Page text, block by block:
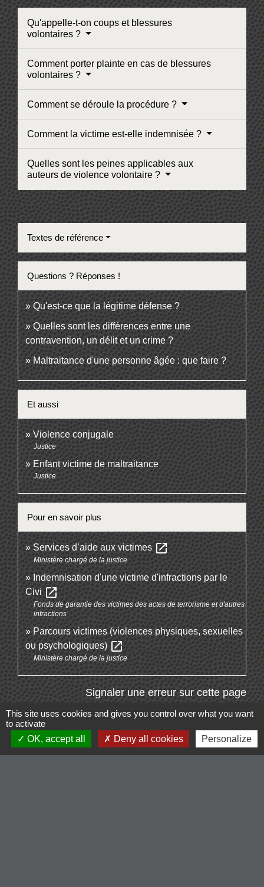
Qu'appelle-t-on coups et blessures
volontaires ?
Comment porter plainte en cas de blessures
volontaires ?
Comment se déroule la procédure ?
Comment la victime est-elle indemnisée ?
Quelles sont les peines applicables aux
auteurs de violence volontaire ?
Textes de référence
Questions ? Réponses !
Qu'est-ce que la légitime défense ?
Quelles sont les différences entre une
contravention, un délit et un crime ?
Maltraitance d'une personne âgée : que faire ?
Et aussi
Violence conjugale
Justice
Enfant victime de maltraitance
Justice
Pour en savoir plus
Services d’aide aux victimes open_in_new
Ministère chargé de la justice
Indemnisation d'une victime d'infractions par le
Civi open_in_new
Fonds de garantie des victimes des actes de terrorisme et d'autres
infractions
Parcours victimes (violences physiques, sexuelles
ou psychologiques) open_in_new
Ministère chargé de la justice
Signaler une erreur sur cette page
This site uses cookies and gives you control over what you want
to activate
OK, accept all
Deny all cookies Personalize